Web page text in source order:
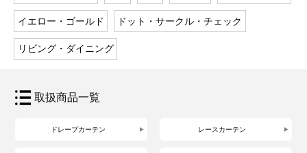
イエロー・ゴールド ドット・サークル・チェック
リビング・ダイニング
取扱商品一覧
ドレープカーテン レースカーテン